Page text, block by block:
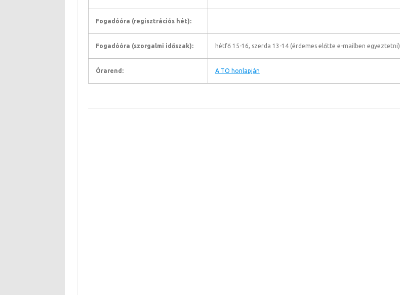
Fogadóóra (regisztrációs hét):
Fogadóóra (szorgalmi időszak): hétfő 15-16, szerda 13-14 (érdemes előtte e-mailben egyeztetni)
Órarend: A TO honlapján